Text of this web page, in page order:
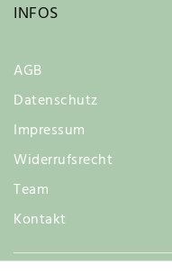
INFOS
AGB
Datenschutz
Impressum
Widerrufsrecht
Team
Kontakt